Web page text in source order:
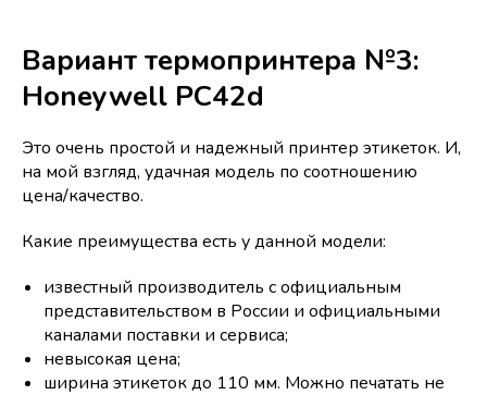
Вариант термопринтера №3:
Honeywell PC42d
Это очень простой и надежный принтер этикеток. И,
на мой взгляд, удачная модель по соотношению
цена/качество.
Какие преимущества есть у данной модели:
известный производитель с официальным
представительством в России и официальными
каналами поставки и сервиса;
невысокая цена;
ширина этикеток до 110 мм. Можно печатать не